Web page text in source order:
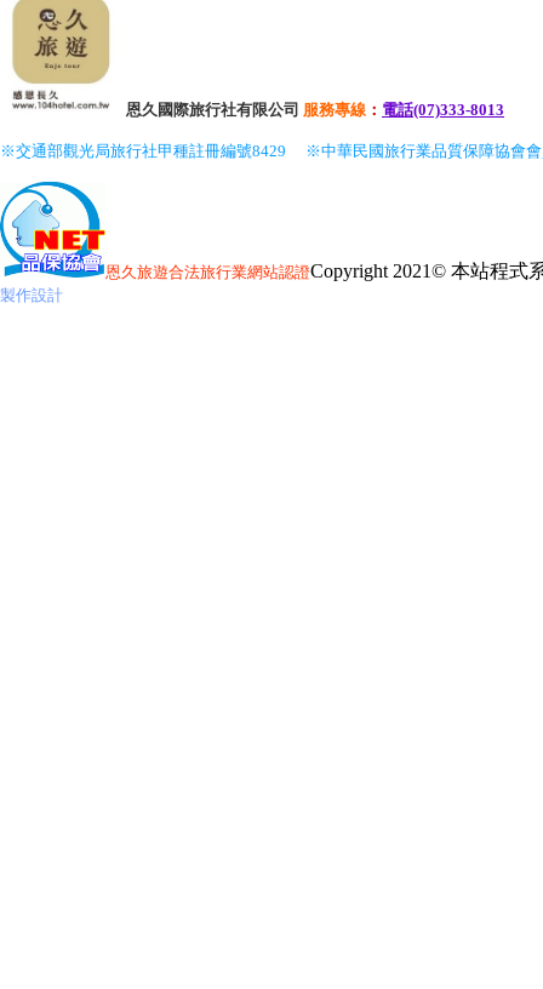
恩久國際旅行社有限公司 服務專線 ： 電話(07)333-8013
※交通部觀光局旅行社甲種註冊編號8429 ※中華民國旅行業品質保障協會
恩久旅遊合法旅行業網站認證Copyright 2021© 本站程式
製作設計